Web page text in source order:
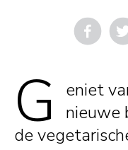
G
eniet
nieuwe
de